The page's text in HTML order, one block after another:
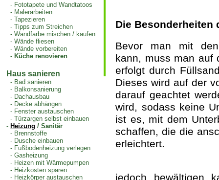
- Fototapete und Wandtatoos
- Malerarbeiten
-Tapezieren
-Tipps zum Streichen
-Wandfarbe mischen / kaufen
-Wände fliesen
-Wände vorbereiten
- Küche renovieren
Haus sanieren
- Bad sanieren
- Balkonsanierung
- Dachausbau
- Decke abhängen
- Fenster austauschen
-Türzargen selbst einbauen
- Heizung / Sanitär
- Brennstoffe
- Dusche einbauen
- Fußbodenheizung verlegen
-Gasheizung
- Heizen mit Wärmepumpen
- Heizkosten sparen
- Heizkörper austauschen
Die Besonderheiten
Bevor man mit den
kann, muss man auf
erfolgt durch
Dieses wird auf der
darauf geachtet
wird, sodass keine
ist es, mit dem
schaffen, die die
erleichtert.
jedoch bewältigen